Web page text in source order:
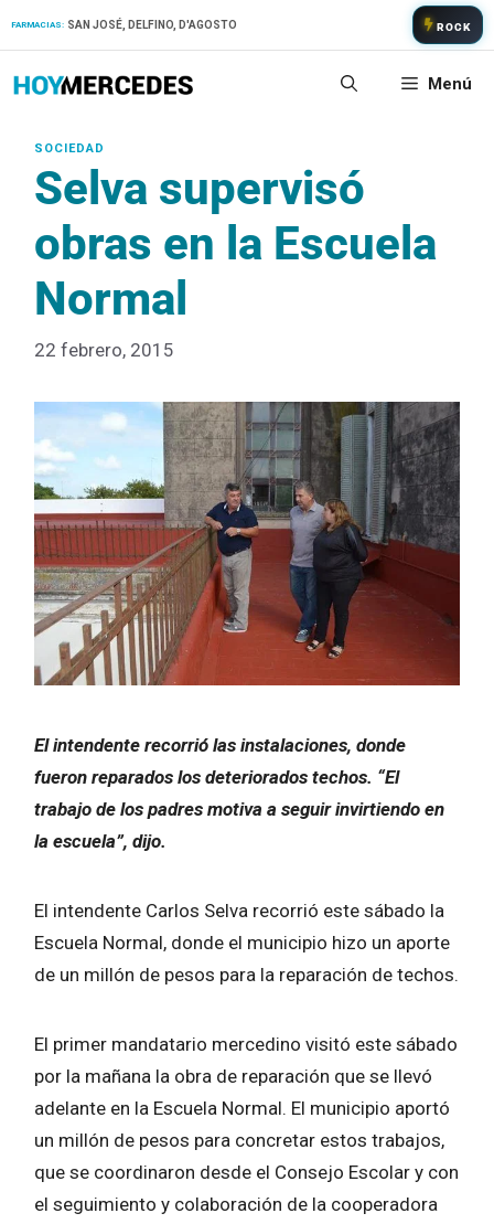
FARMACIAS: SAN JOSÉ, DELFINO, D'AGOSTO ROCK
Menú
Selva supervisó
obras en la Escuela
Normal
22 febrero, 2015
El intendente recorrió las instalaciones, donde
fueron reparados los deteriorados techos. “El
trabajo de los padres motiva a seguir invirtiendo en
la escuela”, dijo.
El intendente Carlos Selva recorrió este sábado la
Escuela Normal, donde el municipio hizo un aporte
de un millón de pesos para la reparación de techos.
El primer mandatario mercedino visitó este sábado
por la mañana la obra de reparación que se llevó
adelante en la Escuela Normal. El municipio aportó
un millón de pesos para concretar estos trabajos,
que se coordinaron desde el Consejo Escolar y con
el seguimiento y colaboración de la cooperadora